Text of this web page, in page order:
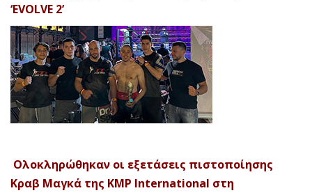
‘EVOLVE 2’
Ολοκληρώθηκαν οι εξετάσεις πιστοποίησης
Κραβ Μαγκά της KMP International στη